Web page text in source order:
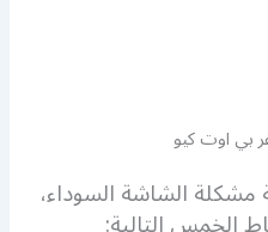
بي اوت كيو
الشاشة السوداء،